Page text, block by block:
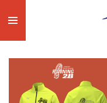
direct
naar
de
hoofdinhoud